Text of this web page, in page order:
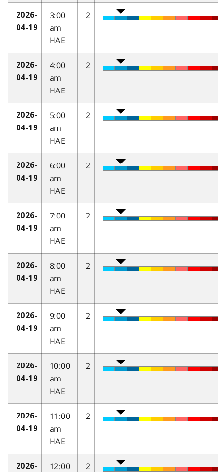
2026-
04-19
3:00
am
HAE
2
2026-
04-19
4:00
am
HAE
2
2026-
04-19
5:00
am
HAE
2
2026-
04-19
6:00
am
HAE
2
2026-
04-19
7:00
am
HAE
2
2026-
04-19
8:00
am
HAE
2
2026-
04-19
9:00
am
HAE
2
2026-
04-19
10:00
am
HAE
2
2026-
04-19
11:00
am
HAE
2
2026-
12:00
2